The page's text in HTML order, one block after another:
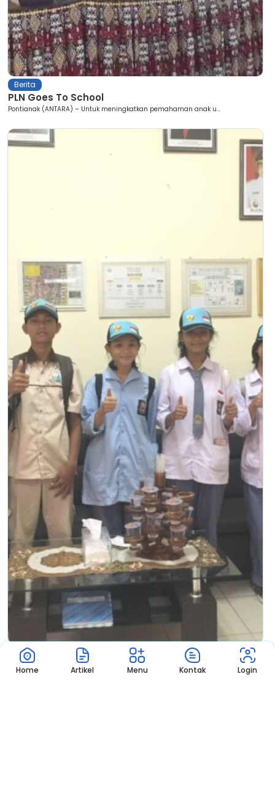
Berita
PLN Goes To School
Pontianak (ANTARA) – Untuk meningkatkan pemahaman anak u...
Berita
Pelepasan Tim Roket Air SMK Nege...
Pelepasan Tim Roket Air SMK Negeri 4 Pontianak dalam Kompetisi...
Home Artikel Menu Kontak Login